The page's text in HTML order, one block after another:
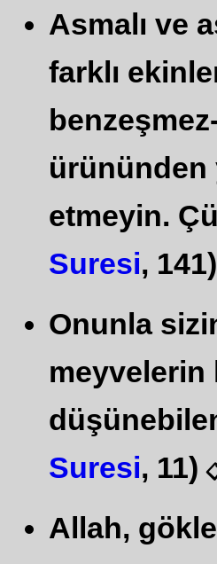
Asmalı ve
farklı
ürününden
etmeyin.
Suresi, 141)
Onunla
meyvelerin
Suresi, 11)
Allah,